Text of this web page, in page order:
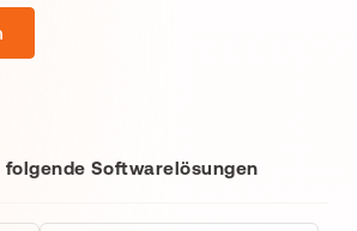
folgende Softwarelösungen